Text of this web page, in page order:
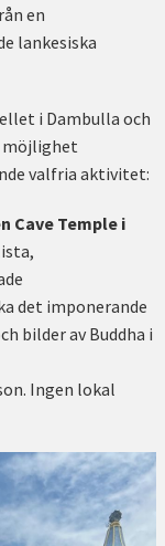
en
lankesiska
i Dambulla och
möjlighet
valfria aktivitet:
Cave Temple i
det imponerande
bilder av Buddha i
Ingen lokal